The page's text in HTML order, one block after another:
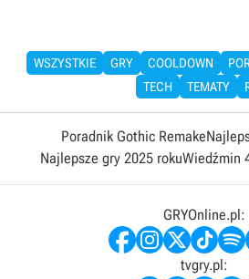
WSZYSTKIE GRY COOLDOWN
TECH
TEMATY
Poradnik Gothic Remake
Najlepsze gry 2025 rokuWiedźmin
GRYOnline.pl:
tvgry.pl: